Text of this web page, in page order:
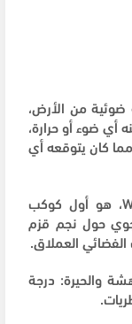
من مجرتنا، على بعد 82 سنة ضوئية من الأرض،
ضوء أو حرارة،
مما كان يتوقعه أي
وهذا العالم العملاق المسمى WD 1856b، هو أول كوكب
حول نجم قزم
العملاق.
والحيرة: درجة